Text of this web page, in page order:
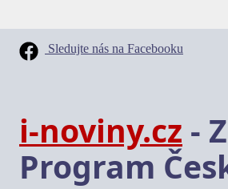
Sledujte nás na Facebooku
i-noviny.cz -
Program